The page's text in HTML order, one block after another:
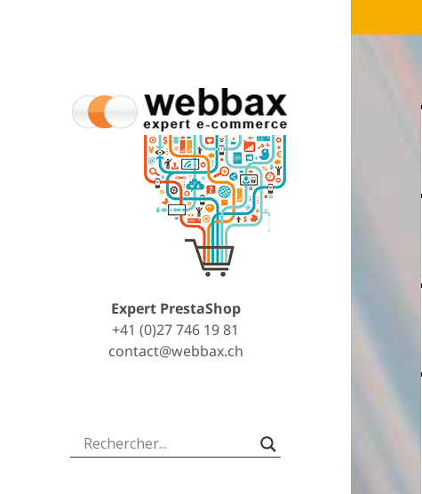
Expert PrestaShop
+41 (0)27 746 19 81
contact@webbax.ch